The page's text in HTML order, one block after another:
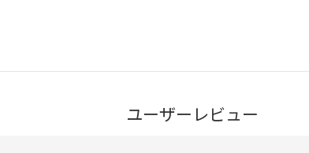
ユーザーレビュー